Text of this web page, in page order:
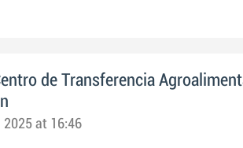
de Transferencia
2025 at 16:46